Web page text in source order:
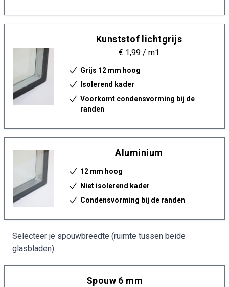
Kunststof lichtgrijs
€ 1,99 / m1
Grijs 12 mm hoog
Isolerend kader
Voorkomt condensvorming bij de
randen
Aluminium
12 mm hoog
Niet isolerend kader
Condensvorming bij de randen
Selecteer je spouwbreedte (ruimte tussen beide
glasbladen)
Spouw 6 mm